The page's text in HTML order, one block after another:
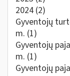
2024 (2)
Gyventojų
m. (1)
Gyventojų
m. (1)
Gyventojų